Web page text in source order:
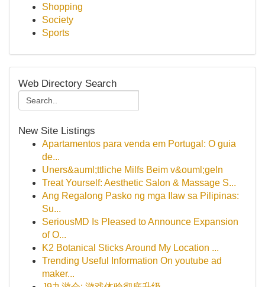
Shopping
Society
Sports
Web Directory Search
New Site Listings
Apartamentos para venda em Portugal: O guia
de...
Uners&auml;ttliche Milfs Beim v&ouml;geln
Treat Yourself: Aesthetic Salon & Massage S...
Ang Regalong Pasko ng mga Ilaw sa Pilipinas:
Su...
SeriousMD Is Pleased to Announce Expansion
of O...
K2 Botanical Sticks Around My Location ...
Trending Useful Information On youtube ad
maker...